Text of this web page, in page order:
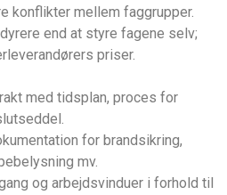
konflikter mellem faggrupper.
end at styre fagene selv;
priser.
med tidsplan, proces for
for brandsikring,
mv.
og arbejdsvinduer i forhold til